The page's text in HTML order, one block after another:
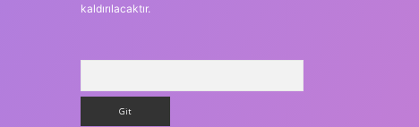
kaldırılacaktır.